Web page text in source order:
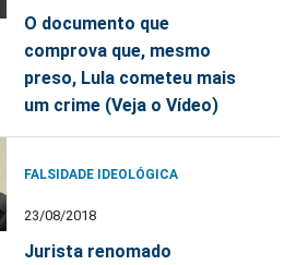
O documento que
comprova que, mesmo
preso, Lula cometeu mais
um crime (Veja o Vídeo)
FALSIDADE IDEOLÓGICA
23/08/2018
Jurista renomado